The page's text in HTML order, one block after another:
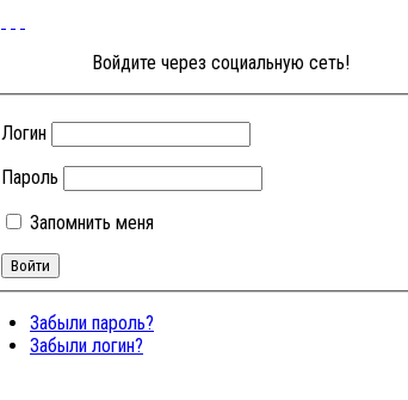
Войдите через социальную сеть!
Логин
Пароль
Запомнить меня
Забыли пароль?
Забыли логин?